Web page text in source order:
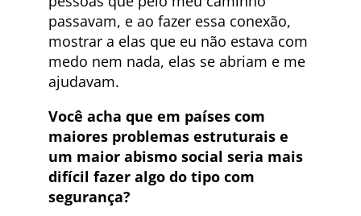
passavam, e ao fazer essa conexão,
mostrar a elas que eu não estava com
medo nem nada, elas se abriam e me
ajudavam.
Você acha que em países com
maiores problemas estruturais e
um maior abismo social seria mais
difícil fazer algo do tipo com
segurança?